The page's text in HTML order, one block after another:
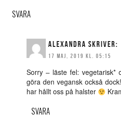
SVARA
ALEXANDRA SKRIVER:
17 MAJ, 2019 KL. 05:15
Sorry – läste fel: vegetarisk*
göra den vegansk också
har hållt oss på halster
SVARA